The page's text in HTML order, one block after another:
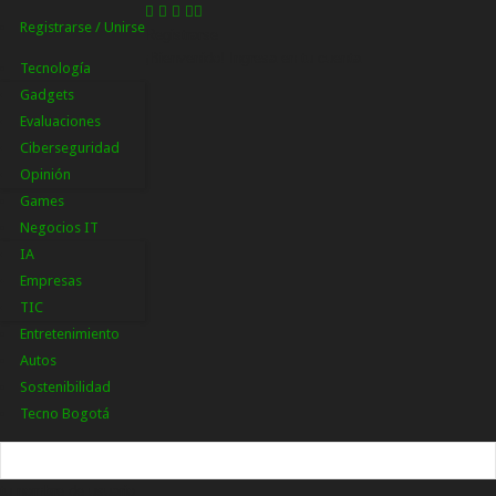
Registrarse / Unirse
Tecnología
Gadgets
Evaluaciones
Ciberseguridad
Opinión
Games
Negocios IT
IA
Empresas
TIC
Entretenimiento
Autos
Sostenibilidad
Tecno Bogotá